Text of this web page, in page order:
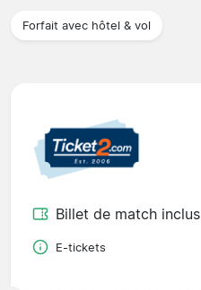
Forfait avec hôtel & vol
Billet de match inclus
E-tickets